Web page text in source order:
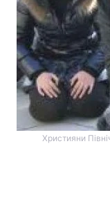
Християни